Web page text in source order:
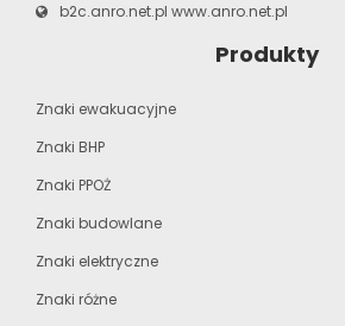
b2c.anro.net.pl www.anro.net.pl
Produkty
Znaki ewakuacyjne
Znaki BHP
Znaki PPOŻ
Znaki budowlane
Znaki elektryczne
Znaki różne